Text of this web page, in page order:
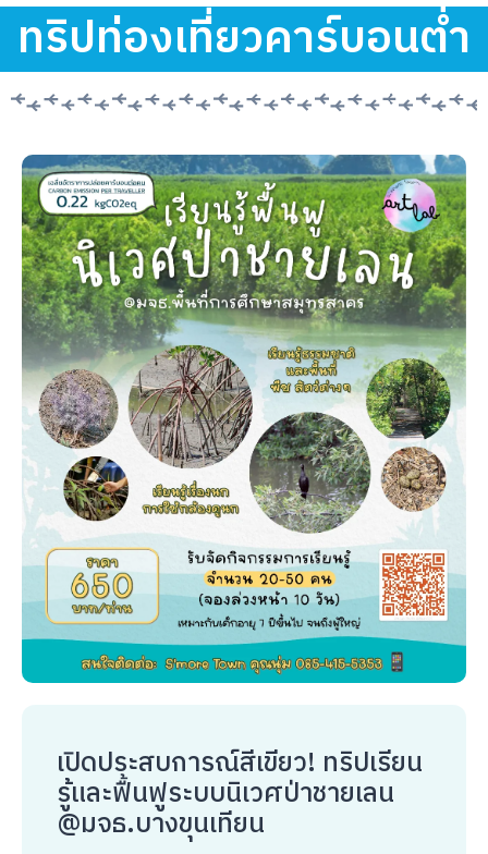
ทริปท่องเที่ยวคาร์บอนต่ำ
เปิดประสบการณ์สีเขียว! ทริปเรียน
รู้และฟื้นฟูระบบนิเวศป่าชายเลน
@มจธ.บางขุนเทียน